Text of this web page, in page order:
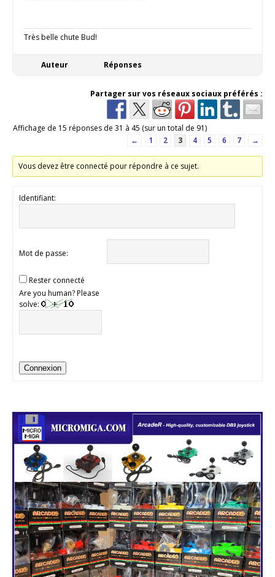
Très belle chute Bud!
Auteur Réponses
Partager sur vos réseaux sociaux préférés :
Affichage de 15 réponses de 31 à 45 (sur un total de 91)
←
1 2 3 4 5 6 7 →
Vous devez être connecté pour répondre à ce sujet.
Identifiant:
Mot de passe:
Rester connecté
Are you human? Please
solve:
Connexion